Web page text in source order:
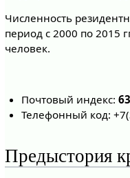
Численность
период с 2000 по 2015
человек.
Почтовый индекс:
Телефонный код:
Предыстория